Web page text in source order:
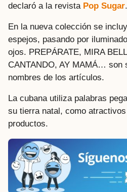
declaró a la revista Pop Sugar.
En la nueva colección se
espejos, pasando por
ojos. PREPÁRATE, MIRA
CANTANDO, AY MAMÁ… son
nombres de los artículos.
La cubana utiliza palabras
su tierra natal, como
productos.